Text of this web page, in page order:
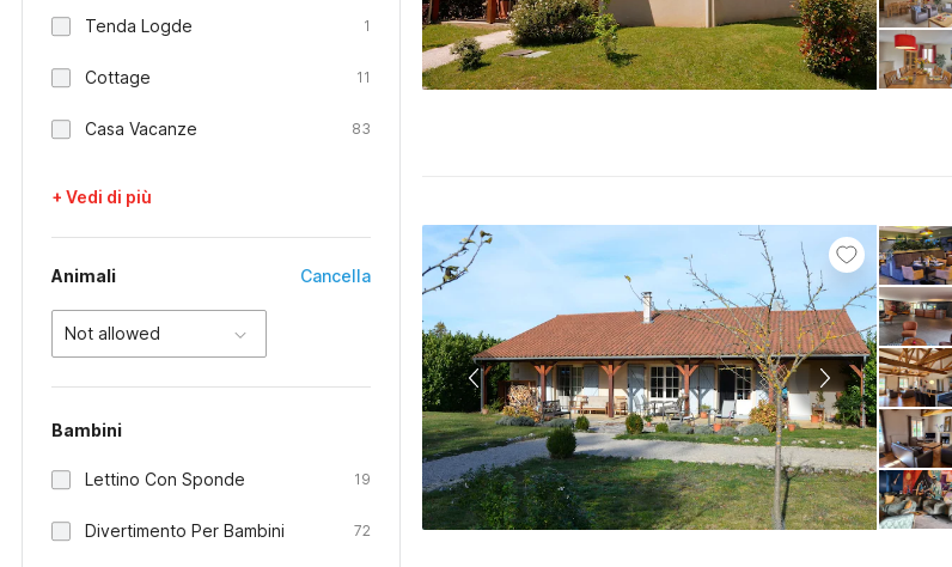
Tenda Logde 1
Cottage 11
Casa Vacanze 83
+ Vedi di più
Animali Cancella
Not allowed
Bambini
Lettino Con Sponde 19
Divertimento Per Bambini 72